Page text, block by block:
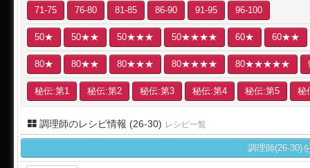
71-75 76-80 81-85 86-90 91-95 96-100
50★ 50★★ 50★★★ 50★★★★ 60★ 60★★
80★ 80★★ 80★★★ 80★★★★ 80★★★★★
秘伝:第1 秘伝:第2 秘伝:第3 秘伝:第4 秘伝:第5 秘
調理師のレシピ情報 (26-30) レシピ一覧
調理師(26-30)